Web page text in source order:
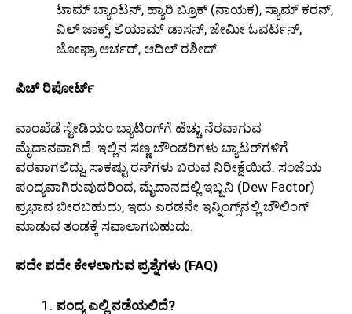
ಟಾಮ್ ಬ್ಯಾಂಟನ್, ಹ್ಯಾರಿ ಬ್ರೂಕ್ (ನಾಯಕ), ಸ್ಯಾಮ್ ಕರನ್,
ವಿಲ್ ಜಾಕ್ಸ್, ಲಿಯಾಮ್ ಡಾಸನ್, ಜೇಮೀ ಓವರ್ಟನ್,
ಜೋಫ್ರಾ ಆರ್ಚರ್, ಆದಿಲ್ ರಶೀದ್.
ಪಿಚ್ ರಿಪೋರ್ಟ್
ವಾಂಖೆಡೆ ಸ್ಟೇಡಿಯಂ ಬ್ಯಾಟಿಂಗ್‌ಗೆ ಹೆಚ್ಚು ನೆರವಾಗುವ
ಮೈದಾನವಾಗಿದೆ. ಇಲ್ಲಿನ ಸಣ್ಣ ಬೌಂಡರಿಗಳು ಬ್ಯಾಟರ್‌ಗಳಿಗೆ
ವರವಾಗಲಿದ್ದು, ಸಾಕಷ್ಟು ರನ್‌ಗಳು ಬರುವ ನಿರೀಕ್ಷೆಯಿದೆ. ಸಂಜೆಯ
ಪಂದ್ಯವಾಗಿರುವುದರಿಂದ, ಮೈದಾನದಲ್ಲಿ ಇಬ್ಬನಿ (Dew Factor)
ಪ್ರಭಾವ ಬೀರಬಹುದು, ಇದು ಎರಡನೇ ಇನ್ನಿಂಗ್ಸ್‌ನಲ್ಲಿ ಬೌಲಿಂಗ್
ಮಾಡುವ ತಂಡಕ್ಕೆ ಸವಾಲಾಗಬಹುದು.
ಪದೇ ಪದೇ ಕೇಳಲಾಗುವ ಪ್ರಶ್ನೆಗಳು (FAQ)
ಪಂದ್ಯ ಎಲ್ಲಿ ನಡೆಯಲಿದೆ?